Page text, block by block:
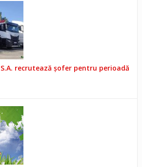
S.A. recrutează șofer pentru perioadă